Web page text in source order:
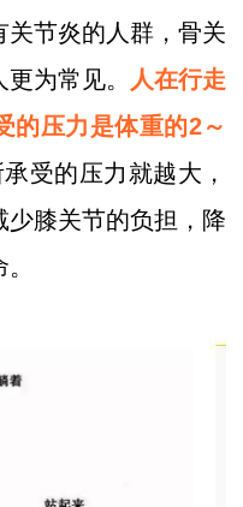
节炎的人群，骨关
为常见。
人在行走
的压力是体重的2～
受的压力就越大，
少膝关节的负担，降